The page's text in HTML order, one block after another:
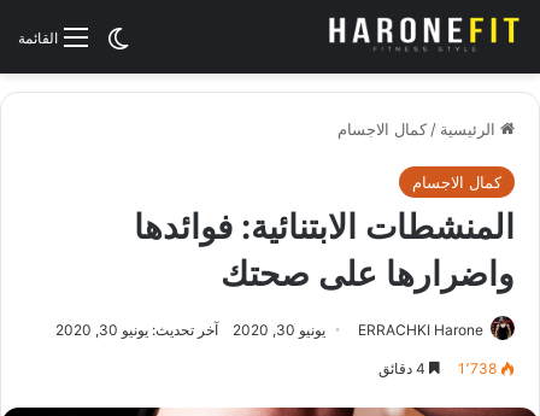
القائمةالوضع
الرئيسية / كمال الاجسام
كمال الاجسام
المنشطات الابتنائية: فوائدها
واضرارها على صحتك
ERRACHKI Harone يونيو 30, 2020 آخر تحديث: يونيو 30, 2020
1٬738